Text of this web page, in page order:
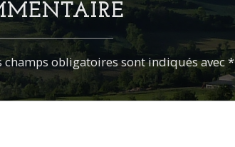
champs obligatoires sont indiqués avec *